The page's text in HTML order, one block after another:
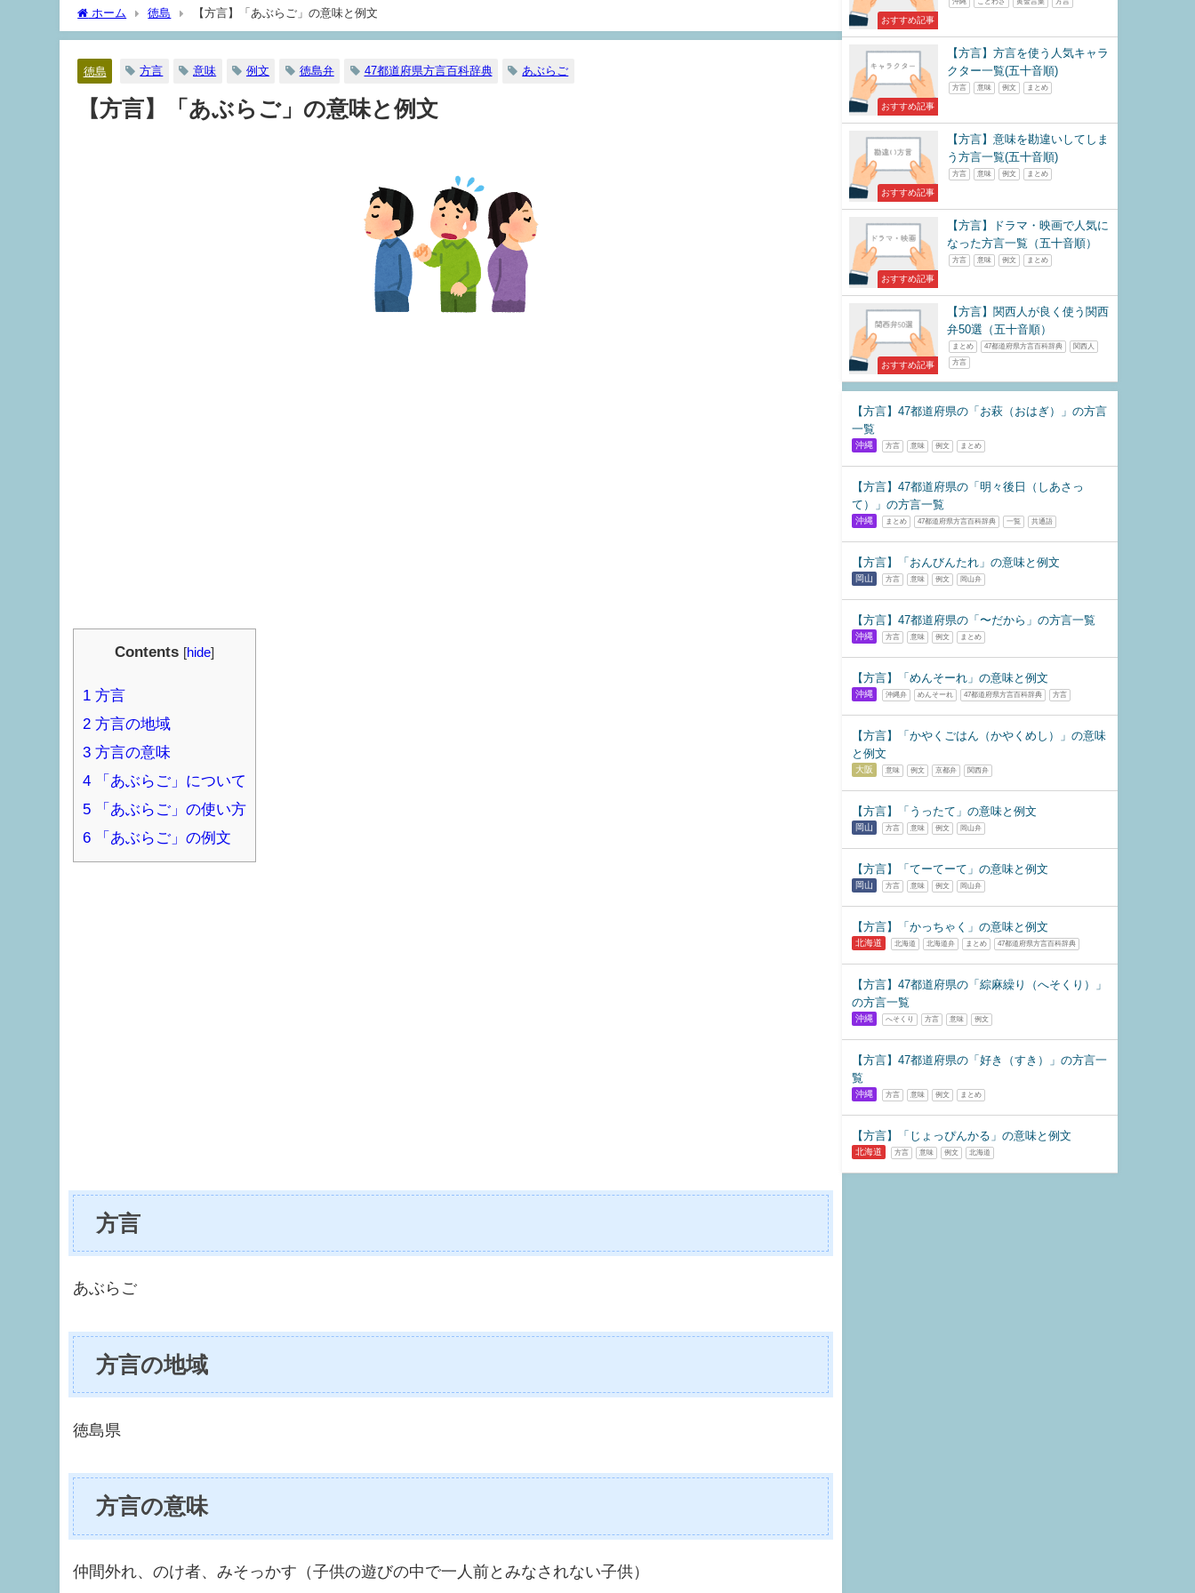
ホーム 徳島 【方言】「あぶらご」の意味と例文
徳島 方言 意味 例文 徳島弁 47都道府県方言百科辞典 あぶらご
【方言】「あぶらご」の意味と例文
Contents [hide]
1 方言
2 方言の地域
3 方言の意味
4 「あぶらご」について
5 「あぶらご」の使い方
6 「あぶらご」の例文
方言
あぶらご
方言の地域
徳島県
方言の意味
仲間外れ、のけ者、みそっかす（子供の遊びの中で一人前とみなされない子供）
おすすめ記事
おすすめ記事
【方言】方言を使う人気キャラ
クター一覧(五十音順)
方言 意味 例文 まとめ
おすすめ記事
【方言】意味を勘違いしてしま
う方言一覧(五十音順)
方言 意味 例文 まとめ
おすすめ記事
【方言】ドラマ・映画で人気に
なった方言一覧（五十音順）
方言 意味 例文 まとめ
おすすめ記事
【方言】関西人が良く使う関西
弁50選（五十音順）
まとめ 47都道府県方言百科辞典
関西人
方言
【方言】47都道府県の「お萩（おはぎ）」の方言
一覧
沖縄 方言 意味 例文 まとめ
【方言】47都道府県の「明々後日（しあさっ
て）」の方言一覧
沖縄 まとめ 47都道府県方言百科辞典 一覧 共通語
【方言】「おんびんたれ」の意味と例文
岡山 方言 意味 例文 岡山弁
【方言】47都道府県の「〜だから」の方言一覧
沖縄 方言 意味 例文 まとめ
【方言】「めんそーれ」の意味と例文
沖縄 沖縄弁 めんそーれ 47都道府県方言百科辞典 方言
【方言】「かやくごはん（かやくめし）」の意味
と例文
大阪 意味 例文 京都弁 関西弁
【方言】「うったて」の意味と例文
岡山 方言 意味 例文 岡山弁
【方言】「てーてーて」の意味と例文
岡山 方言 意味 例文 岡山弁
【方言】「かっちゃく」の意味と例文
北海道 北海道 北海道弁 まとめ 47都道府県方言百科辞典
【方言】47都道府県の「綜麻繰り（へそくり）」
の方言一覧
沖縄 へそくり 方言 意味 例文
【方言】47都道府県の「好き（すき）」の方言一
覧
沖縄 方言 意味 例文 まとめ
【方言】「じょっぴんかる」の意味と例文
北海道 方言 意味 例文 北海道